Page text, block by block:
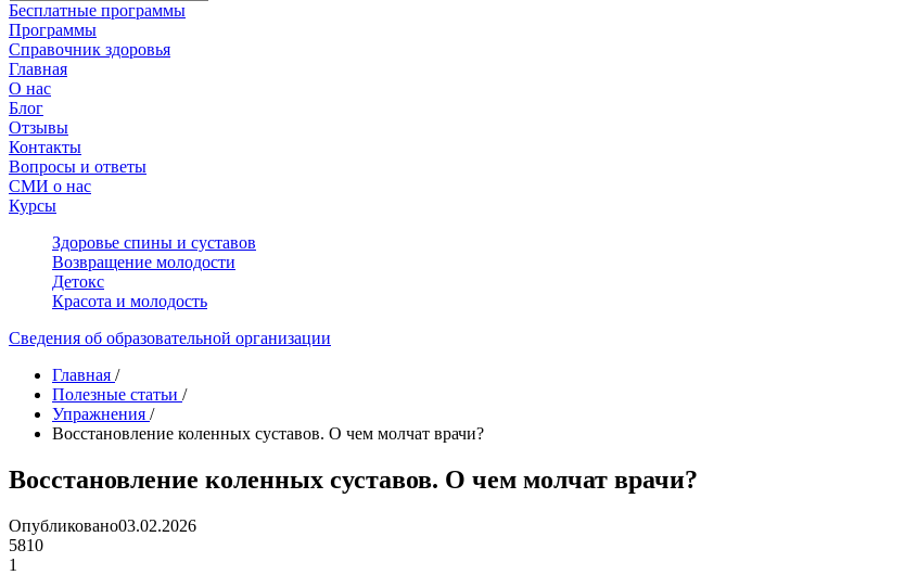
Бесплатные программы
Программы
Справочник здоровья
Главная
О нас
Блог
Отзывы
Контакты
Вопросы и ответы
СМИ о нас
Курсы
Здоровье спины и суставов
Возвращение молодости
Детокс
Красота и молодость
Сведения об образовательной организации
Главная /
Полезные статьи /
Упражнения /
Восстановление коленных суставов. О чем молчат врачи?
Восстановление коленных суставов. О чем молчат врачи?
Опубликовано03.02.2026
5810
1